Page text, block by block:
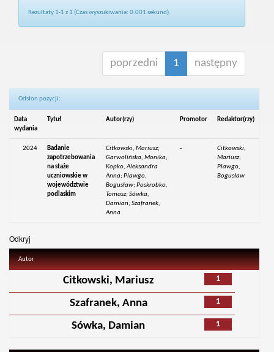
Rezultaty 1-1 z 1 (Czas wyszukiwania: 0.001 sekund).
poprzedni 1 następny
Odsłon pozycji:
Data
wydania
Tytuł Autor(rzy) Promotor Redaktor(rzy)
2024
Badanie
zapotrzebowania
na staże
uczniowskie w
województwie
podlaskim
Citkowski, Mariusz;
Garwolińska, Monika;
Kopko, Aleksandra
Anna; Plawgo,
Bogusław; Poskrobko,
Tomasz; Sówka,
Damian; Szafranek,
Anna
-
Citkowski,
Mariusz;
Plawgo,
Bogusław
Odkryj
Autor
1
Citkowski, Mariusz
1
Szafranek, Anna
1
Sówka, Damian